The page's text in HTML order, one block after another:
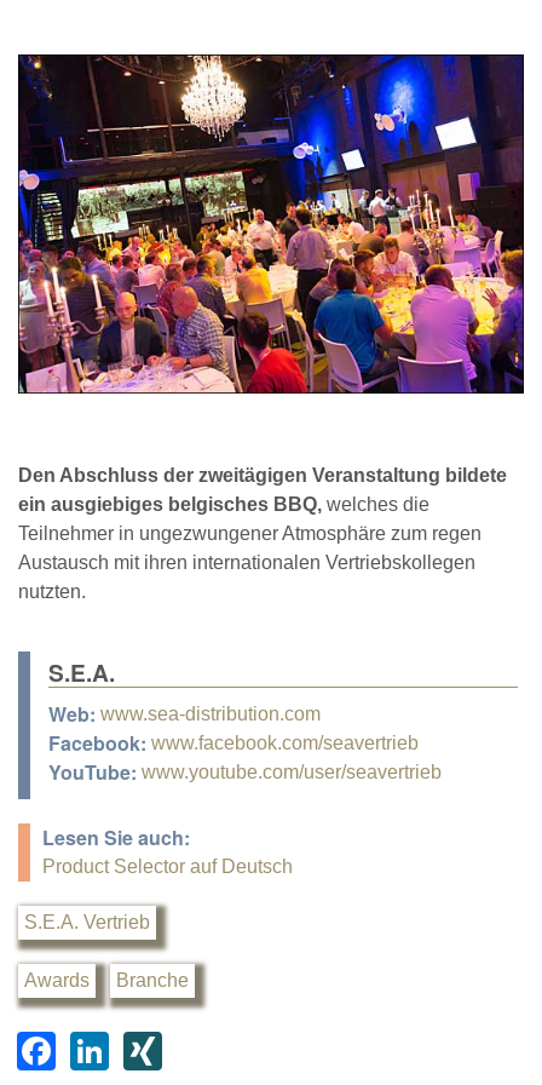
Den Abschluss der zweitägigen Veranstaltung bildete
ein ausgiebiges belgisches BBQ, welches die
Teilnehmer in ungezwungener Atmosphäre zum regen
Austausch mit ihren internationalen Vertriebskollegen
nutzten.
S.E.A.
Web: www.sea-distribution.com
Facebook: www.facebook.com/seavertrieb
YouTube: www.youtube.com/user/seavertrieb
Lesen Sie auch:
Product Selector auf Deutsch
S.E.A. Vertrieb
Awards Branche
F
Li